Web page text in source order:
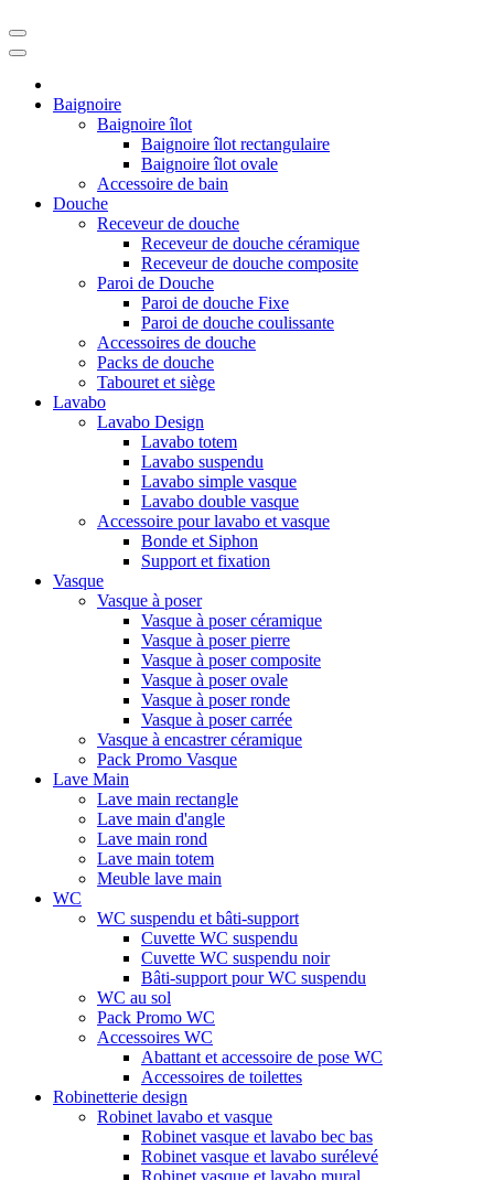
Baignoire
Baignoire îlot
Baignoire îlot rectangulaire
Baignoire îlot ovale
Accessoire de bain
Douche
Receveur de douche
Receveur de douche céramique
Receveur de douche composite
Paroi de Douche
Paroi de douche Fixe
Paroi de douche coulissante
Accessoires de douche
Packs de douche
Tabouret et siège
Lavabo
Lavabo Design
Lavabo totem
Lavabo suspendu
Lavabo simple vasque
Lavabo double vasque
Accessoire pour lavabo et vasque
Bonde et Siphon
Support et fixation
Vasque
Vasque à poser
Vasque à poser céramique
Vasque à poser pierre
Vasque à poser composite
Vasque à poser ovale
Vasque à poser ronde
Vasque à poser carrée
Vasque à encastrer céramique
Pack Promo Vasque
Lave Main
Lave main rectangle
Lave main d'angle
Lave main rond
Lave main totem
Meuble lave main
WC
WC suspendu et bâti-support
Cuvette WC suspendu
Cuvette WC suspendu noir
Bâti-support pour WC suspendu
WC au sol
Pack Promo WC
Accessoires WC
Abattant et accessoire de pose WC
Accessoires de toilettes
Robinetterie design
Robinet lavabo et vasque
Robinet vasque et lavabo bec bas
Robinet vasque et lavabo surélevé
Robinet vasque et lavabo mural